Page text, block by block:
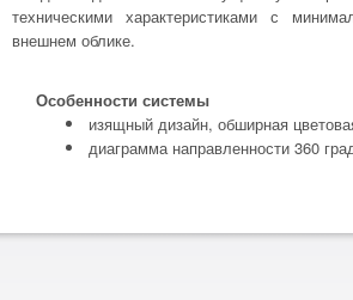
техническими характеристиками с
внешнем облике.
Особенности системы
изящный дизайн, обширная
диаграмма направленности 360